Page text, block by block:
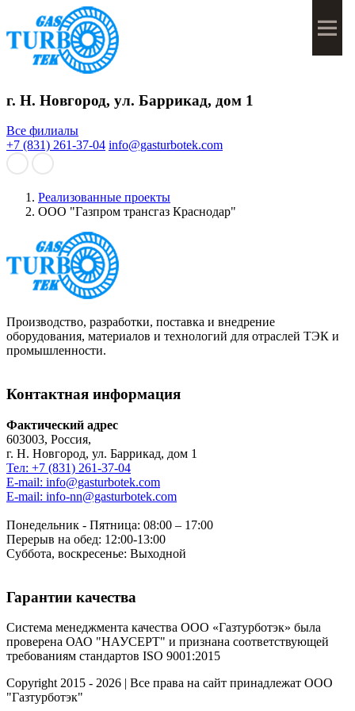
г. Н. Новгород, ул. Баррикад, дом 1
Все филиалы
+7 (831) 261-37-04 info@gasturbotek.com
Реализованные проекты
ООО "Газпром трансгаз Краснодар"
Производство, разработки, поставка и внедрение
оборудования, материалов и технологий для отраслей ТЭК и
промышленности.
Контактная информация
Фактический адрес
603003, Россия,
г. Н. Новгород, ул. Баррикад, дом 1
Тел: +7 (831) 261-37-04
E-mail: info@gasturbotek.com
E-mail: info-nn@gasturbotek.com
Понедельник - Пятница: 08:00 – 17:00
Перерыв на обед: 12:00-13:00
Суббота, воскресенье: Выходной
Гарантии качества
Система менеджмента качества ООО «Газтурботэк» была
проверена ОАО "НАУСЕРТ" и признана соответствующей
требованиям стандартов ISO 9001:2015
Copyright 2015 - 2026 | Все права на сайт принадлежат ООО
"Газтурботэк"